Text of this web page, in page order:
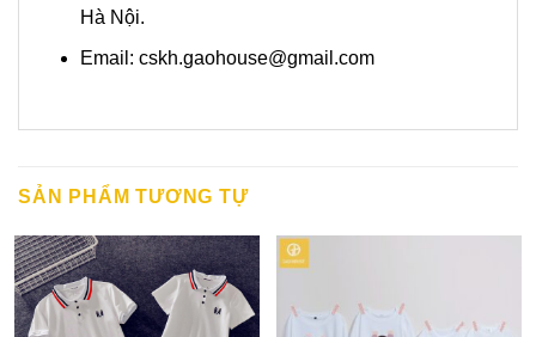
Hà Nội.
Email: cskh.gaohouse@gmail.com
SẢN PHẨM TƯƠNG TỰ